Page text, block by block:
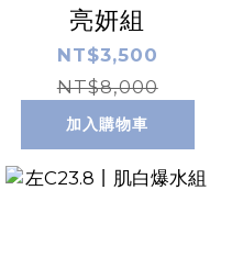
亮妍組
NT$3,500
NT$8,000
加入購物車